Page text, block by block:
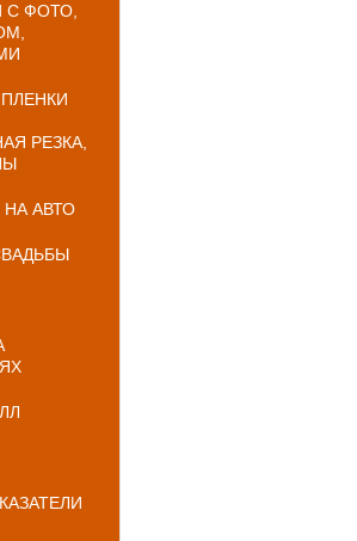
С ФОТО,
РЕЗКА,
НА АВТО